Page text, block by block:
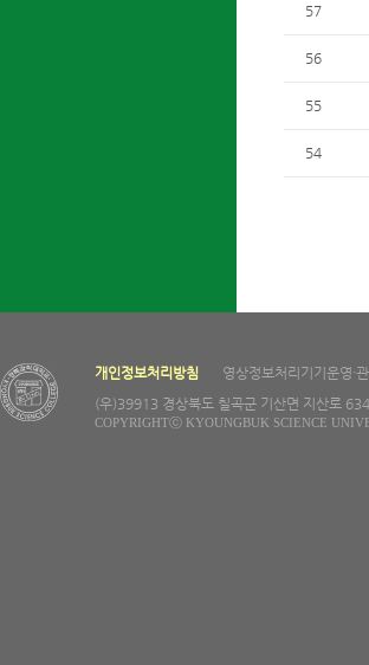
57
56
55
54
개인정보처리방침 영상정보처리기기운영·
(우)39913 경상북도 칠곡군 기산면 지산로
COPYRIGHTⓒ KYOUNGBUK SCIENCE